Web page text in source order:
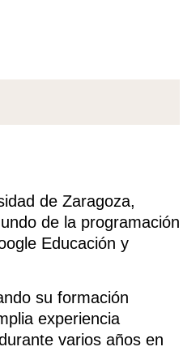
de Zaragoza,
de la programación
Educación y
su formación
experiencia
varios años en